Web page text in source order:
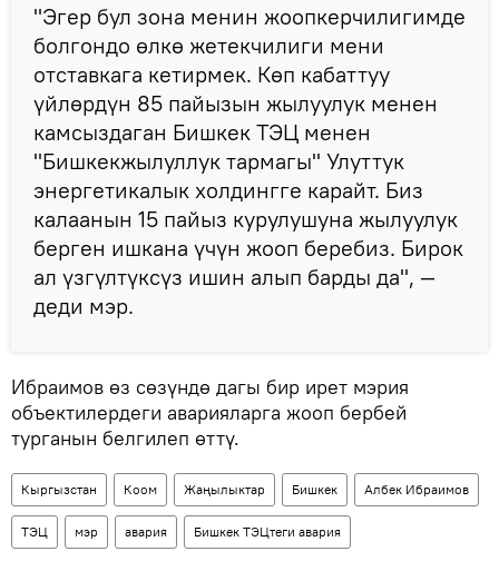
"Эгер бул зона менин жоопкерчилигимде
болгондо өлкө жетекчилиги мени
отставкага кетирмек. Көп кабаттуу
үйлөрдүн 85 пайызын жылуулук менен
камсыздаган Бишкек ТЭЦ менен
"Бишкекжылуллук тармагы" Улуттук
энергетикалык холдингге карайт. Биз
калаанын 15 пайыз курулушуна жылуулук
берген ишкана үчүн жооп беребиз. Бирок
ал үзгүлтүксүз ишин алып барды да", —
деди мэр.
Ибраимов өз сөзүндө дагы бир ирет мэрия
объектилердеги аварияларга жооп бербей
турганын белгилеп өттү.
Кыргызстан Коом Жаңылыктар Бишкек Албек Ибраимов
ТЭЦ мэр авария Бишкек ТЭЦтеги авария